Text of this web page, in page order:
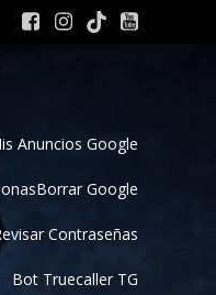
Anuncios Google
Borrar Google
Contraseñas
Bot Truecaller TG